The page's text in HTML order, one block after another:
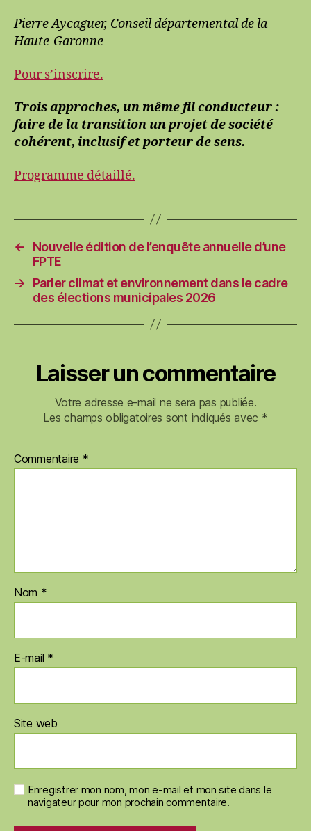
Pierre Aycaguer, Conseil départemental de la
Haute-Garonne
Pour s’inscrire.
Trois approches, un même fil conducteur :
faire de la transition un projet de société
cohérent, inclusif et porteur de sens.
Programme détaillé.
←
Nouvelle édition de l’enquête annuelle d’une
FPTE
→
Parler climat et environnement dans le cadre
des élections municipales 2026
Laisser un commentaire
Votre adresse e-mail ne sera pas publiée.
Les champs obligatoires sont indiqués avec *
Commentaire *
Nom *
E-mail *
Site web
Enregistrer mon nom, mon e-mail et mon site dans le
navigateur pour mon prochain commentaire.